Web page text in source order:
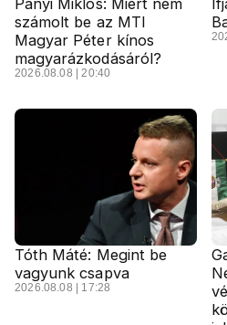
Panyi Miklós: Miért nem
számolt be az MTI
Magyar Péter kínos
magyarázkodásáról?
2026.08.08 | 20:40
Tóth Máté: Megint be
vagyunk csapva
2026.08.08 | 17:28